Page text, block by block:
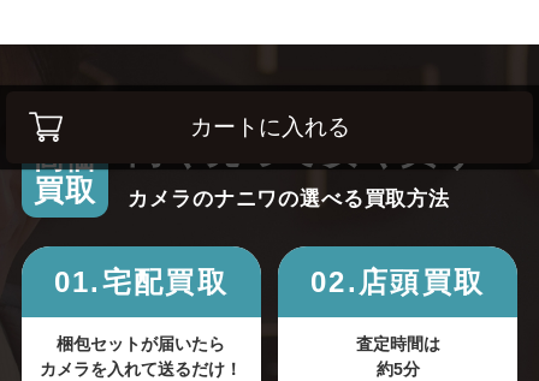
カートに入れる
高価
買取
高く売って安く買う！
カメラのナニワの選べる買取方法
01.宅配買取
梱包セットが届いたら
カメラを入れて送るだけ！
02.店頭買取
査定時間は
約5分